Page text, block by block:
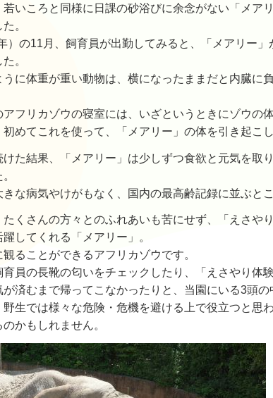
若いころと同様に日課の砂浴びに余念がない「メア
。
）の11月、飼育員が出勤してみると、「メアリー
。
うに体重が重い動物は、横になったままだと内臓に
アフリカゾウの寝室には、いざというときにゾウの
めてこれを使って、「メアリー」の体を引き起こし
た結果、「メアリー」は少しずつ食欲と元気を取
な病気やけがもなく、国内の最高齢記録に並ぶと
くさんの方々とのふれあいも苦にせず、「えさや
してくれる「メアリー」。
ることができるアフリカゾウです。
員の長靴の匂いをチェックしたり、「えさやり体
済むまで帰ってこなかったりと、当園にいる3頭の
野生では様々な危険・危機を避ける上で役立つと思
かもしれません。